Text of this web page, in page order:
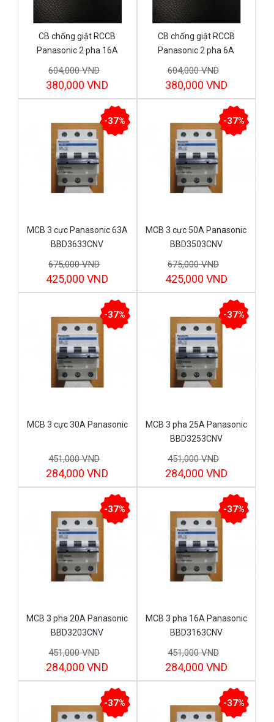
CB chống giật RCCB
Panasonic 2 pha 16A
604,000 VND
380,000 VND
CB chống giật RCCB
Panasonic 2 pha 6A
604,000 VND
380,000 VND
-37%
MCB 3 cực Panasonic 63A
BBD3633CNV
675,000 VND
425,000 VND
-37%
MCB 3 cực 50A Panasonic
BBD3503CNV
675,000 VND
425,000 VND
-37%
MCB 3 cực 30A Panasonic
451,000 VND
284,000 VND
-37%
MCB 3 pha 25A Panasonic
BBD3253CNV
451,000 VND
284,000 VND
-37%
MCB 3 pha 20A Panasonic
BBD3203CNV
451,000 VND
284,000 VND
-37%
MCB 3 pha 16A Panasonic
BBD3163CNV
451,000 VND
284,000 VND
-37% -37%